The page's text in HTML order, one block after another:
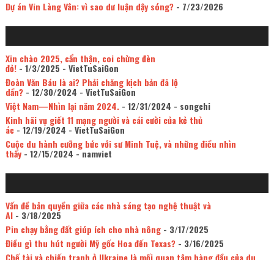
Dự án Vin Làng Vân: vì sao dư luận dậy sóng?- 7/23/2026
Xin chào 2025, cẩn thận, coi chừng đèn
đỏ!- 1/3/2025 - VietTuSaiGon
Đoàn Văn Báu là ai? Phải chăng kịch bản đã lộ
dần?- 12/30/2024 - VietTuSaiGon
Việt Nam—Nhìn lại năm 2024.- 12/31/2024 - songchi
Kinh hãi vụ giết 11 mạng người và cái cười của kẻ thủ
ác- 12/19/2024 - VietTuSaiGon
Cuộc du hành cưỡng bức với sư Minh Tuệ, và những điều nhìn
thấy- 12/15/2024 - namviet
Vấn đề bản quyền giữa các nhà sáng tạo nghệ thuật và
AI- 3/18/2025
Pin chạy bằng đất giúp ích cho nhà nông- 3/17/2025
Điều gì thu hút người Mỹ gốc Hoa đến Texas?- 3/16/2025